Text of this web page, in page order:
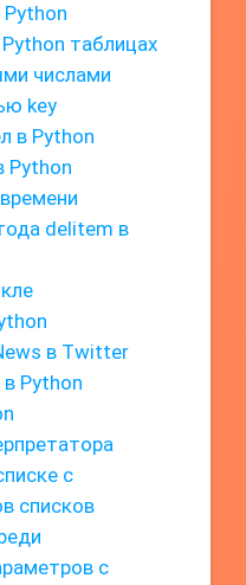
таблицах
числами
key
в Python
Python
delitem в
в Twitter
Python
с
списков
с